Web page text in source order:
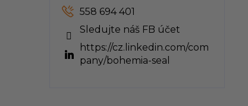
558 694 401
Sledujte náš FB účet
https://cz.linkedin.com/com
pany/bohemia-seal